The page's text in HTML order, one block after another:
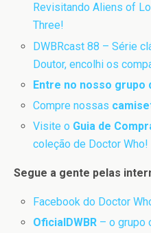
Revisitando Aliens of
Three!
DWBRcast 88 – Série
Doutor, encolhi os
Entre no nosso grupo
Compre nossas
Visite o Guia de
coleção de Doctor Who!
Segue a gente pelas
Facebook do Doctor
OficialDWBR – o grupo